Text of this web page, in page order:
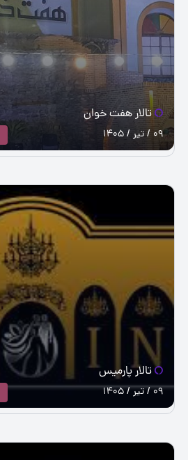
تالار هفت خوان
09 / تیر / 1405
تالار پارمیس
09 / تیر / 1405